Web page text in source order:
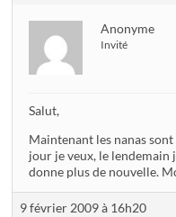
Anonyme
Invité
Salut,
Maintenant les nanas
jour je veux, le lendemain
donne plus de nouvelle.
9 février 2009 à 16h20